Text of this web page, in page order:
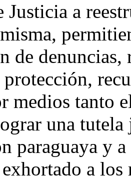
Justicia a
de
medios tanto
una
paraguaya y
a